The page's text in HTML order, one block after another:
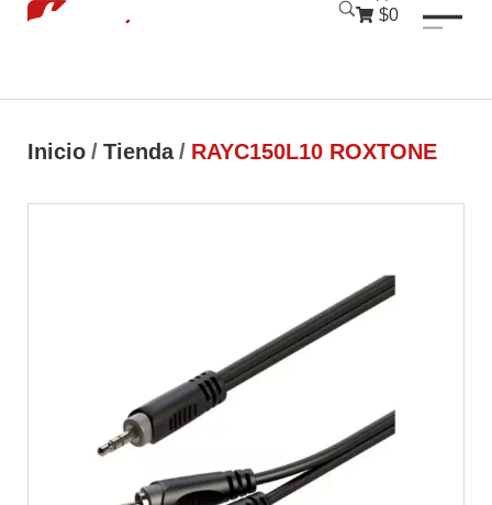
$0
Inicio / Tienda / RAYC150L10 ROXTONE